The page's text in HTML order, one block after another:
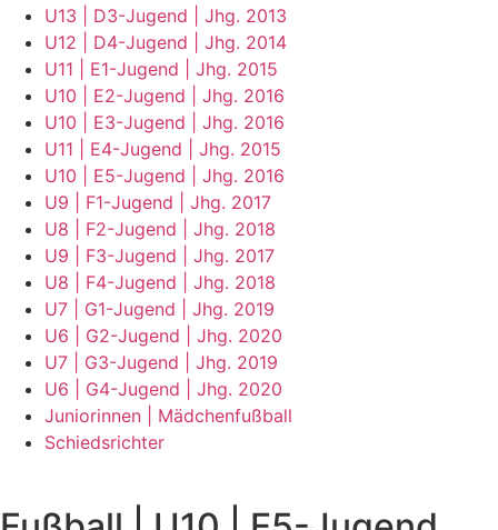
U13 | D3-Jugend | Jhg. 2013
U12 | D4-Jugend | Jhg. 2014
U11 | E1-Jugend | Jhg. 2015
U10 | E2-Jugend | Jhg. 2016
U10 | E3-Jugend | Jhg. 2016
U11 | E4-Jugend | Jhg. 2015
U10 | E5-Jugend | Jhg. 2016
U9 | F1-Jugend | Jhg. 2017
U8 | F2-Jugend | Jhg. 2018
U9 | F3-Jugend | Jhg. 2017
U8 | F4-Jugend | Jhg. 2018
U7 | G1-Jugend | Jhg. 2019
U6 | G2-Jugend | Jhg. 2020
U7 | G3-Jugend | Jhg. 2019
U6 | G4-Jugend | Jhg. 2020
Juniorinnen | Mädchenfußball
Schiedsrichter